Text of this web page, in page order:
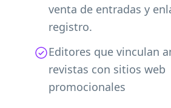
venta de entradas y
registro.
Editores que vinculan
revistas con sitios web
promocionales